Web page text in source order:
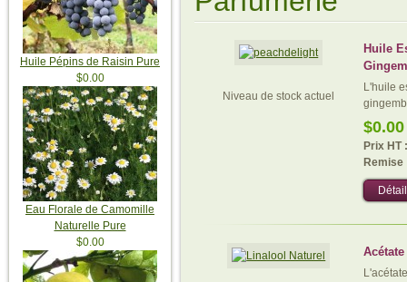
Huile Pépins de Raisin Pure
$0.00
Eau Florale de Camomille
Naturelle Pure
$0.00
Niveau de stock actuel
Huile
L'huile
$0.00
Prix HT